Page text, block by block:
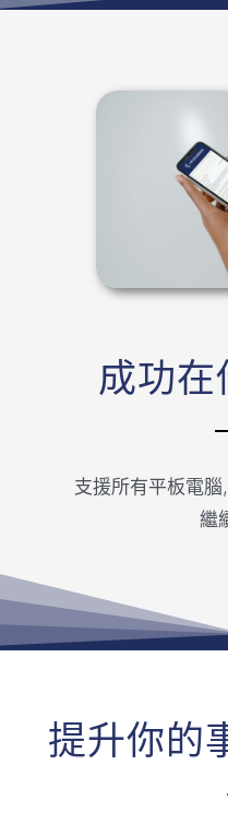
成功在
支援所有平板電
繼
提升你的